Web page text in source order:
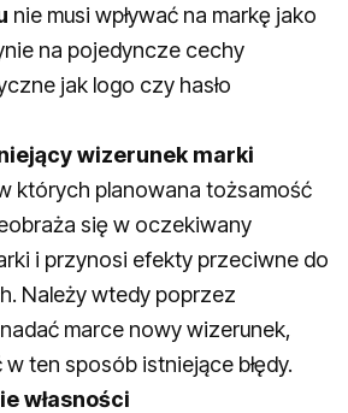
nie musi wpływać na markę jako
na pojedyncze cechy
jak logo czy hasło
wizerunek marki
których planowana tożsamość
się w oczekiwany
i przynosi efekty przeciwne do
Należy wtedy poprzez
nadać marce nowy wizerunek,
ten sposób istniejące błędy.
własności